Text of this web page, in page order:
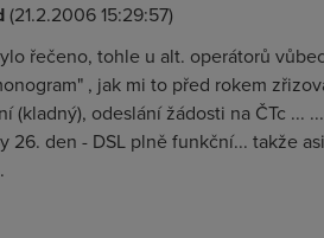
(21.2.2006 15:29:57)
řečeno, tohle u alt. operátorů
, jak mi to před rokem
(kladný), odeslání žádosti na ČTc ...
26. den - DSL plně funkční... takže